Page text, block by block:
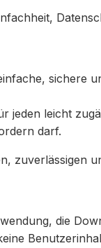
jeden leicht
darf.
zuverlässigen
die